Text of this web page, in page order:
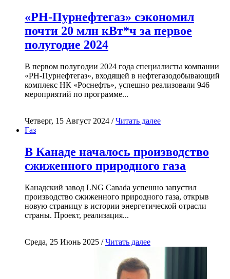
«РН-Пурнефтегаз» сэкономил
почти 20 млн кВт*ч за первое
полугодие 2024
В первом полугодии 2024 года специалисты компании
«РН-Пурнефтегаз», входящей в нефтегазодобывающий
комплекс НК «Роснефть», успешно реализовали 946
мероприятий по программе...
Четверг, 15 Август 2024 /Читать далее
Газ
В Канаде началось производство
сжиженного природного газа
Канадский завод LNG Canada успешно запустил
производство сжиженного природного газа, открыв
новую страницу в истории энергетической отрасли
страны. Проект, реализация...
Среда, 25 Июнь 2025 /Читать далее